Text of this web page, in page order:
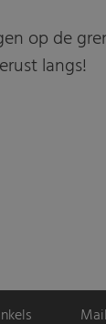
op de
langs!
Mail
door ProShops